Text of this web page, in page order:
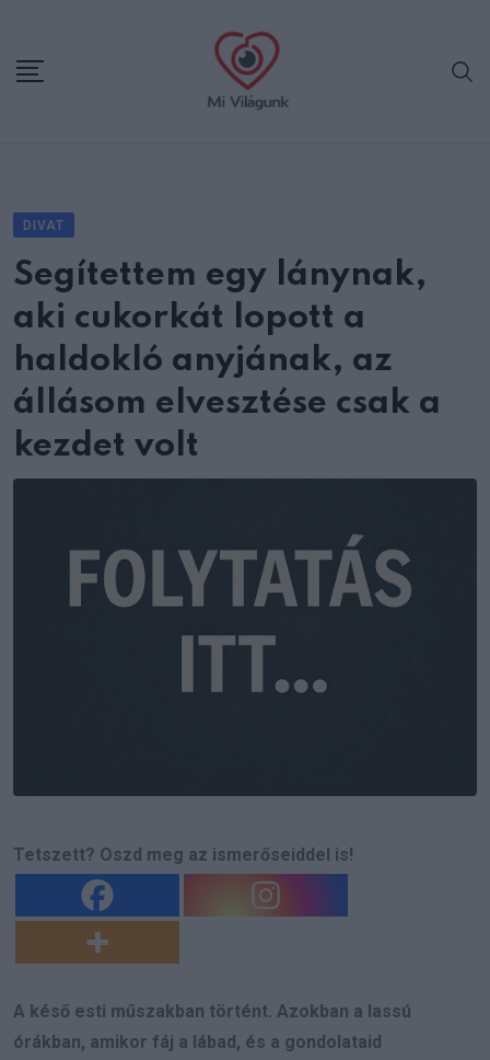
content
DIVAT
Segítettem egy lánynak,
aki cukorkát lopott a
haldokló anyjának, az
állásom elvesztése csak a
kezdet volt
Tetszett? Oszd meg az ismerőseiddel is!
A késő esti műszakban történt. Azokban a lassú
órákban, amikor fáj a lábad, és a gondolataid